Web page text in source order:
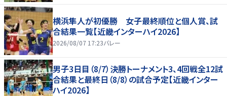
横浜隼人が初優勝 女子最終順位と個人賞、試
合結果一覧【近畿インターハイ2026】
2026/08/07 17:23バレー
男子3日目（8/7）決勝トーナメント3、4回戦全12試
合結果と最終日（8/8）の試合予定【近畿インター
ハイ2026】